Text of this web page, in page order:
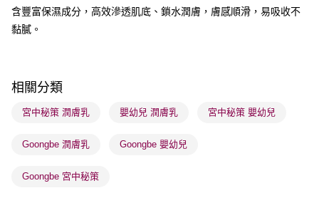
送貨方式
順豐自助櫃 - 確認發貨後1-3個工作天送達
順豐站及營業點 - 確認發貨後1-3個工作天送達
物流公司進行物流配送
含豐富保濕成分，高效滲透肌底、鎖水潤膚，膚感順滑，易吸收不
黏膩。
相關分類
宮中秘策 潤膚乳 嬰幼兒 潤膚乳 宮中秘策 嬰幼兒
Goongbe 潤膚乳 Goongbe 嬰幼兒
Goongbe 宮中秘策